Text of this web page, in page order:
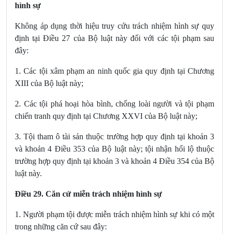
hình sự
Không áp dụng thời hiệu truy cứu trách nhiệm hình sự quy
định tại Điều 27 của Bộ luật này đối với các tội phạm sau
đây:
1. Các tội xâm phạm an ninh quốc gia quy định tại Chương
XIII của Bộ luật này;
2. Các tội phá hoại hòa bình, chống loài người và tội phạm
chiến tranh quy định tại Chương XXVI của Bộ luật này;
3. Tội tham ô tài sản thuộc trường hợp quy định tại khoản 3
và khoản 4 Điều 353 của Bộ luật này; tội nhận hối lộ thuộc
trường hợp quy định tại khoản 3 và khoản 4 Điều 354 của Bộ
luật này.
Điều 29. Căn cứ miễn trách nhiệm hình sự
1. Người phạm tội được miễn trách nhiệm hình sự khi có một
trong những căn cứ sau đây: